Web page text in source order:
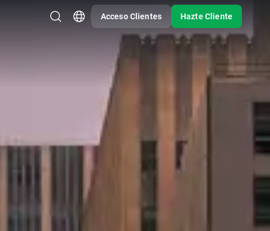
Acceso Clientes Hazte Cliente